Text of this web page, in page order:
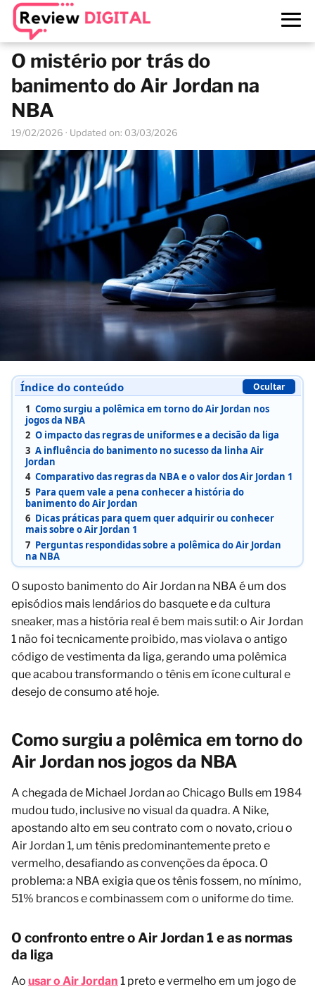
O mistério por trás do
banimento do Air Jordan na
NBA
19/02/2026 · Updated on: 03/03/2026
Índice do conteúdo Ocultar
1 Como surgiu a polêmica em torno do Air Jordan nos
jogos da NBA
2 O impacto das regras de uniformes e a decisão da liga
3 A influência do banimento no sucesso da linha Air
Jordan
4 Comparativo das regras da NBA e o valor dos Air Jordan 1
5 Para quem vale a pena conhecer a história do
banimento do Air Jordan
6 Dicas práticas para quem quer adquirir ou conhecer
mais sobre o Air Jordan 1
7 Perguntas respondidas sobre a polêmica do Air Jordan
na NBA
O suposto banimento do Air Jordan na NBA é um dos
episódios mais lendários do basquete e da cultura
sneaker, mas a história real é bem mais sutil: o Air Jordan
1 não foi tecnicamente proibido, mas violava o antigo
código de vestimenta da liga, gerando uma polêmica
que acabou transformando o tênis em ícone cultural e
desejo de consumo até hoje.
Como surgiu a polêmica em torno do
Air Jordan nos jogos da NBA
A chegada de Michael Jordan ao Chicago Bulls em 1984
mudou tudo, inclusive no visual da quadra. A Nike,
apostando alto em seu contrato com o novato, criou o
Air Jordan 1, um tênis predominantemente preto e
vermelho, desafiando as convenções da época. O
problema: a NBA exigia que os tênis fossem, no mínimo,
51% brancos e combinassem com o uniforme do time.
O confronto entre o Air Jordan 1 e as normas
da liga
Ao usar o Air Jordan 1 preto e vermelho em um jogo de